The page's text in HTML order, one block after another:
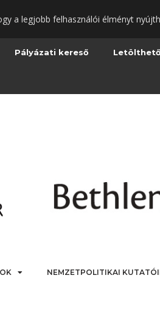
a legjobb felhasználói élményt
Pályázati kereső
NEMZETPOLITIKAI